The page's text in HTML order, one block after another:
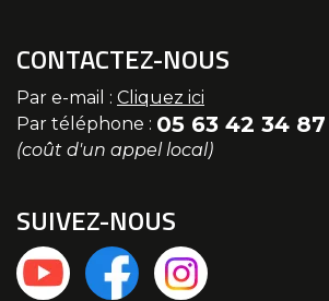
CONTACTEZ-NOUS
Par e-mail : Cliquez ici
Par téléphone : 05 63 42 34 87
(coût d'un appel local)
SUIVEZ-NOUS